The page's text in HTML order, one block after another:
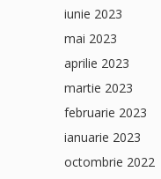
iunie 2023
mai 2023
aprilie 2023
martie 2023
februarie 2023
ianuarie 2023
octombrie 2022